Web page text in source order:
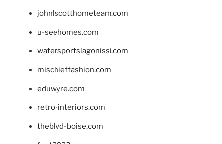
johnlscotthometeam.com
u-seehomes.com
watersportslagonissi.com
mischieffashion.com
eduwyre.com
retro-interiors.com
theblvd-boise.com